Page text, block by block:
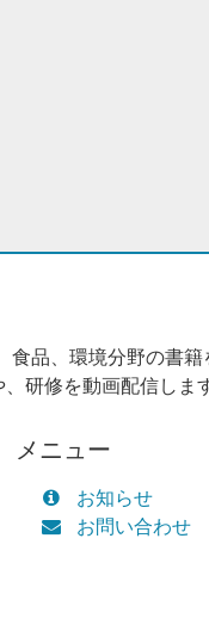
品、環境分野の書
研修を動画配信します
メニュー
お知らせ
お問い合わせ